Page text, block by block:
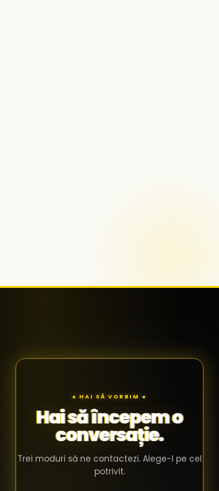
◆ HAI SĂ VORBIM ◆
Hai să începem o
conversație.
Trei moduri să ne contactezi. Alege-l pe cel
potrivit.